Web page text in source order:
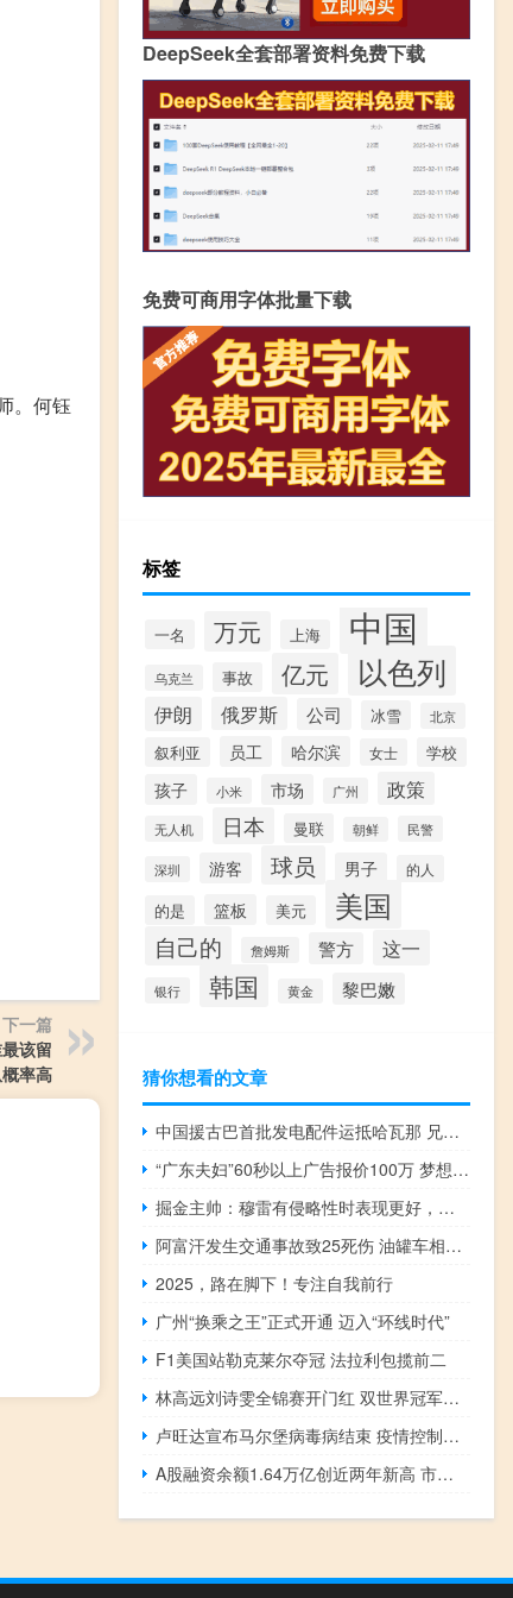
。何钰
下一篇
该留
率高
DeepSeek全套部署资料免费下载
免费可商用字体批量下载
标签
一名 万元 上海 中国
乌克兰 事故 亿元 以色列
伊朗 俄罗斯 公司 冰雪 北京
叙利亚 员工 哈尔滨 女士 学校
孩子 小米 市场 广州 政策
无人机 日本 曼联 朝鲜 民警
深圳 游客 球员 男子 的人
的是 篮板 美元 美国
自己的 詹姆斯 警方 这一
银行 韩国 黄金 黎巴嫩
猜你想看的文章
中国援古巴首批发电配件运抵哈瓦那 兄弟情谊助力能源发展
“广东夫妇”60秒以上广告报价100万 梦想的价值
掘金主帅：穆雷有侵略性时表现更好，团队受益匪浅
阿富汗发生交通事故致25死伤 油罐车相撞惨剧
2025，路在脚下！专注自我前行
广州“换乘之王”正式开通 迈入“环线时代”
F1美国站勒克莱尔夺冠 法拉利包揽前二
林高远刘诗雯全锦赛开门红 双世界冠军强势晋级
卢旺达宣布马尔堡病毒病结束 疫情控制获世卫肯定
A股融资余额1.64万亿创近两年新高 市场信心显著增强